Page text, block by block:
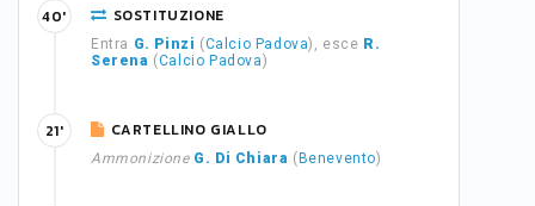
SOSTITUZIONE
Entra G. Pinzi (Calcio Padova), esce R.
Serena (Calcio Padova)
40'
CARTELLINO GIALLO
Ammonizione G. Di Chiara ( Benevento)
21'